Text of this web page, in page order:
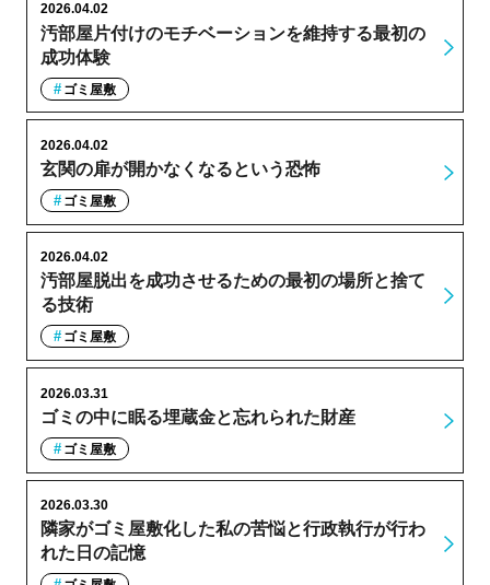
汚部屋片付けのモチベーションを維持する最初の
成功体験
2026.04.02
ゴミ屋敷
玄関の扉が開かなくなるという恐怖
2026.04.02
ゴミ屋敷
汚部屋脱出を成功させるための最初の場所と捨て
る技術
2026.04.02
ゴミ屋敷
ゴミの中に眠る埋蔵金と忘れられた財産
2026.03.31
ゴミ屋敷
隣家がゴミ屋敷化した私の苦悩と行政執行が行わ
れた日の記憶
2026.03.30